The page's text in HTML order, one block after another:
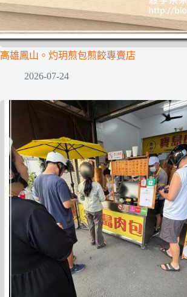
高雄鳳山。灼玥煎包煎餃專賣店
2026-07-24